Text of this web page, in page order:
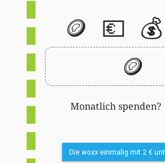
🪙 💶 💰
🪙
Monatlich spenden?
Die woxx einmalig mit 2 €